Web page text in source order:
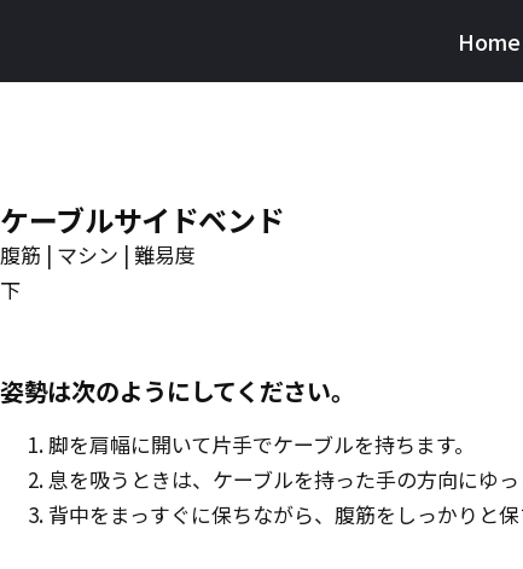
main(日
Home
ケーブルサイドベンド
腹筋 | マシン | 難易度
下
姿勢は次のようにしてください。
脚を肩幅に開いて片手でケーブルを持ちます。
息を吸うときは、ケーブルを持った手の方向にゆっ
背中をまっすぐに保ちながら、腹筋をしっかりと保